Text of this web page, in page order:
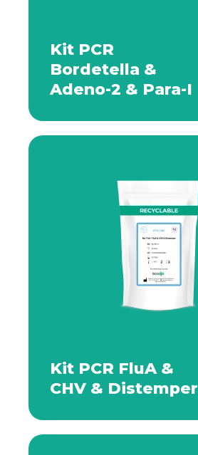
Kit PCR
Bordetella &
Adeno-2 & Para-I
Kit PCR FluA &
CHV & Distemper